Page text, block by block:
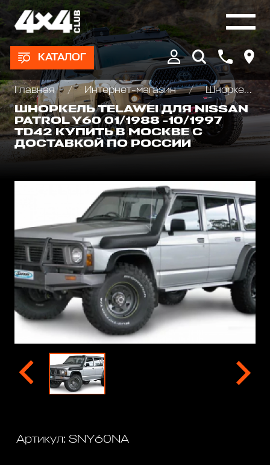
КАТАЛОГ
Главная Интернет-магазин
Шноркели
ШНОРКЕЛЬ TELAWEI ДЛЯ NISSAN
PATROL Y60 01/1988 -10/1997
TD42 КУПИТЬ В МОСКВЕ С
ДОСТАВКОЙ ПО РОССИИ
Артикул: SNY60NA